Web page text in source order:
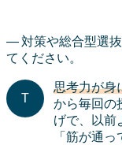
対策や総合型選
てください。
思考力が身
から毎回の
げで、以前
「筋が通